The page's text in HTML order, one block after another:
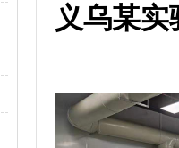
义乌某实